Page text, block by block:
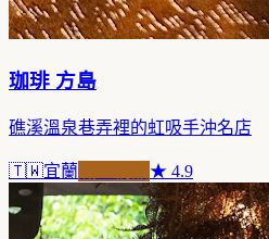
珈琲 方島
礁溪溫泉巷弄裡的虹吸手沖名店
🇹🇼宜蘭 ★ 4.9